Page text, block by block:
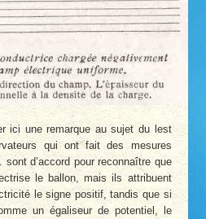
ici une remarque au sujet du lest
qui ont fait des mesures
sont d’accord pour reconnaître que
le ballon, mais ils attribuent
le signe positif, tandis que si
un égaliseur de potentiel, le